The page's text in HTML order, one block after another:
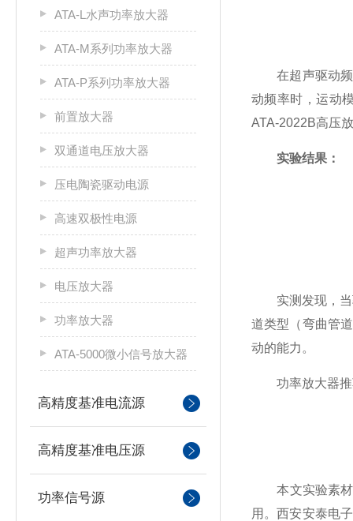
ATA-L水声功率放大器
ATA-M系列功率放大器
ATA-P系列功率放大器
前置放大器
双通道电压放大器
压电陶瓷驱动电源
高速双极性电源
超声功率放大器
电压放大器
功率放大器
ATA-5000微小信号放大器
高精度基准电流源
高精度基准电压源
功率信号源
在超声驱动频
动频率时，运动
ATA-2022B高压
实验结果：
实测发现，当驱
道类型（弯曲管
动的能力。
功率放大器推
本文实验素材
用。西安安泰电